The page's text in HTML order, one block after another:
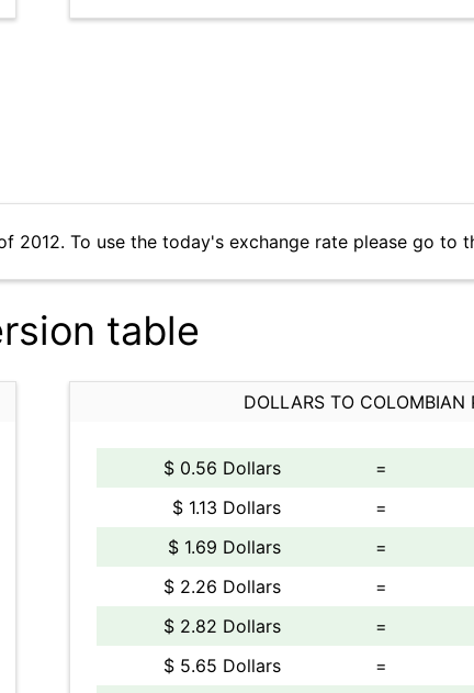
2012. To use the today's exchange rate please go to
table
DOLLARS TO COLOMBIAN
$ 0.56 Dollars =
$ 1.13 Dollars
=
$ 1.69 Dollars
=
$ 2.26 Dollars
=
$ 2.82 Dollars
=
$ 5.65 Dollars
=